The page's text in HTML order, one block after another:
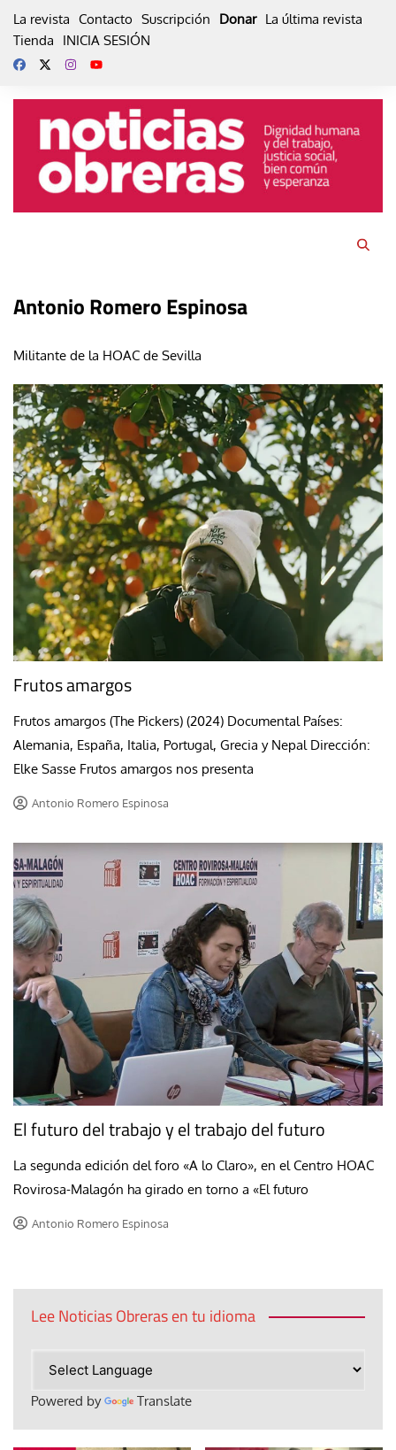
La revista Contacto Suscripción Donar La última revista
Tienda
INICIA SESIÓN
Antonio Romero Espinosa
Militante de la HOAC de Sevilla
Frutos amargos
Frutos amargos (The Pickers) (2024) Documental Países:
Alemania, España, Italia, Portugal, Grecia y Nepal Dirección:
Elke Sasse Frutos amargos nos presenta
Antonio Romero Espinosa
El futuro del trabajo y el trabajo del futuro
La segunda edición del foro «A lo Claro», en el Centro HOAC
Rovirosa-Malagón ha girado en torno a «El futuro
Antonio Romero Espinosa
Lee Noticias Obreras en tu idioma
Powered by Translate